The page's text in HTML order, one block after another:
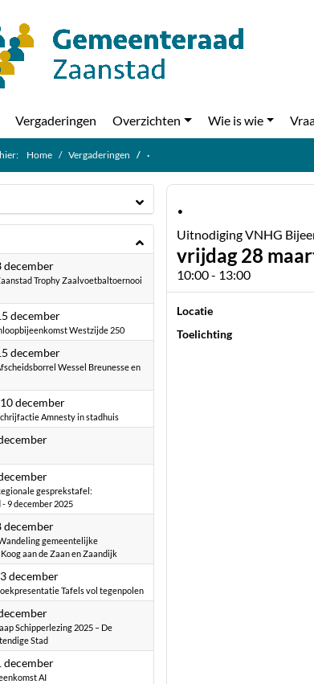
Vergaderingen Overzichten Wie is wie
Home Vergaderingen ·
december2025
Trophy Zaalvoetbaltoernooi
december2025
Westzijde 250
december2025
Wessel Breunesse en
december2025
Amnesty in stadhuis
2025
2025
gesprekstafel:
9 december 2025
december2025
gemeentelijke
aan de Zaan en Zaandijk
december2025
Tafels vol tegenpolen
2025
Schipperlezing 2025 – De
Stad
december2025
AI
·
Uitnodiging VNHG
vrijdag 28
10:00 - 13:00
Locatie
Toelichting